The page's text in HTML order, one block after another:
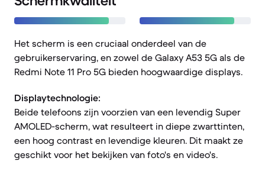
Het scherm is een cruciaal onderdeel van de
gebruikerservaring, en zowel de Galaxy A53 5G als de
Redmi Note 11 Pro 5G bieden hoogwaardige displays.
Displaytechnologie:
Beide telefoons zijn voorzien van een levendig Super
AMOLED-scherm, wat resulteert in diepe zwarttinten,
een hoog contrast en levendige kleuren. Dit maakt ze
geschikt voor het bekijken van foto's en video's.